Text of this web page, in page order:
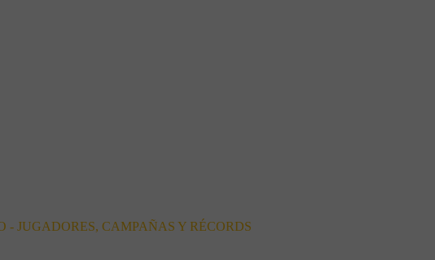
JUGADORES, CAMPAÑAS Y RÉCORDS